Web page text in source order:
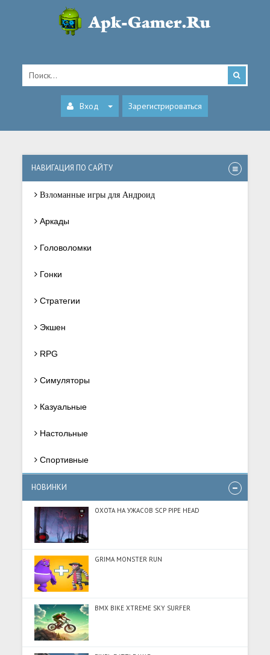
Вход Зарегистрироваться
НАВИГАЦИЯ ПО САЙТУ
Взломанные игры для Андроид
Аркады
Головоломки
Гонки
Стратегии
Экшен
RPG
Симуляторы
Казуальные
Настольные
Спортивные
НОВИНКИ
ОХОТА НА УЖАСОВ SCP PIPE HEAD
GRIMA MONSTER RUN
BMX BIKE XTREME SKY SURFER